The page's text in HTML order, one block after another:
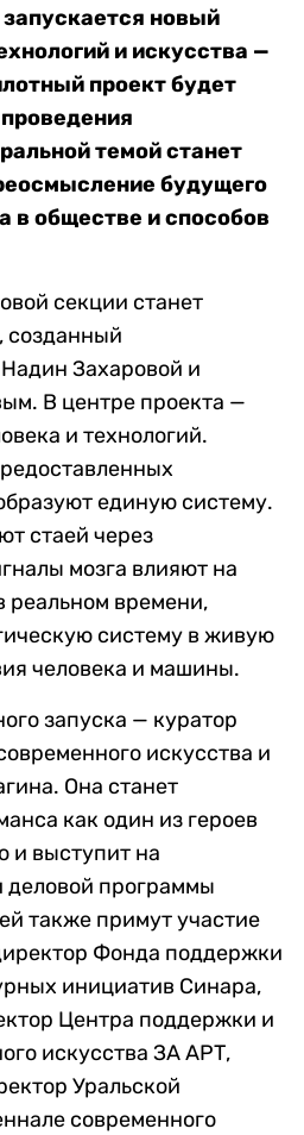
новый
и искусства —
проект будет
темой станет
будущего
в обществе и способов
секции станет
созданный
Захаровой и
В центре проекта —
и технологий.
единую систему.
стаей через
мозга влияют на
реальном времени,
систему в живую
человека и машины.
запуска — куратор
искусства и
Она станет
как один из героев
и выступит на
деловой программы
также примут участие
Фонда поддержки
инициатив Синара,
Центра поддержки и
искусства ЗА АРТ,
Уральской
современного